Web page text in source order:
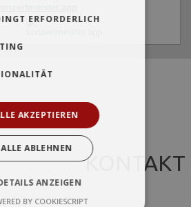
K ONTAKT
ERFORDERLICH
AKZEPTIEREN
ALLE ABLEHNEN
ANZEIGEN
BY COOKIESCRIPT